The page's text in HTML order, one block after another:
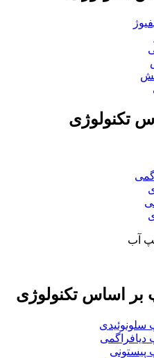
تکنولوژی
بر اساس تکنولوژی
سلونوئیدی
دیافراگمی
پیستونی